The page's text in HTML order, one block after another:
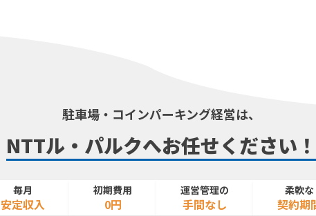
駐車場・コインパーキング経営は、
NTTル・パルクへお任せください！
毎月
安定収入
初期費用
0円
運営管理の
手間なし
柔軟な
契約期